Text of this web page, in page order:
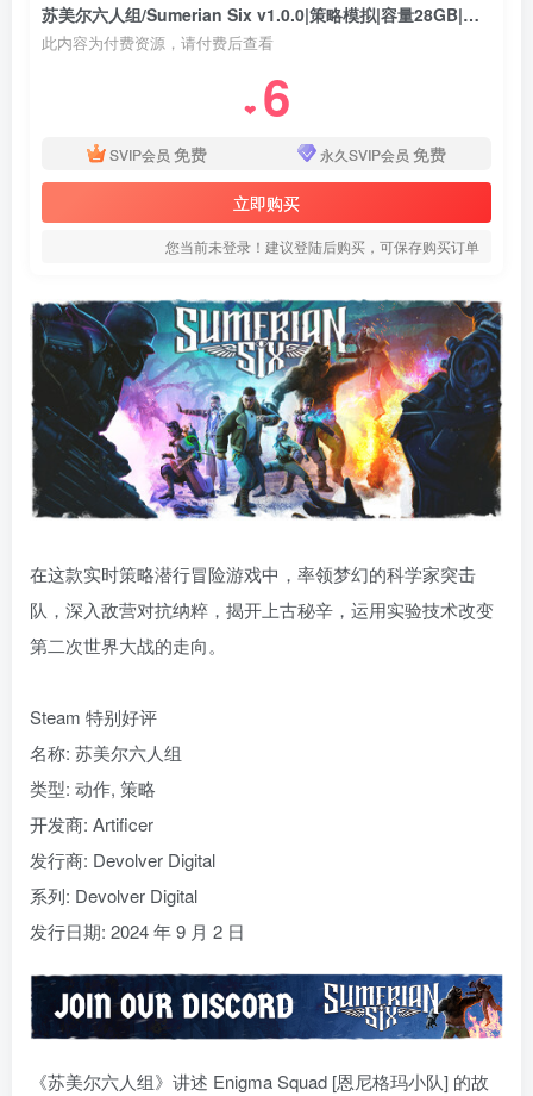
苏美尔六人组/Sumerian Six v1.0.0|策略模拟|容量28GB|免安装绿色中文版
此内容为付费资源，请付费后查看
❤ 6
SVIP会员 免费 永久SVIP会员 免费
立即购买
您当前未登录！建议登陆后购买，可保存购买订单
在这款实时策略潜行冒险游戏中，率领梦幻的科学家突击
队，深入敌营对抗纳粹，揭开上古秘辛，运用实验技术改变
第二次世界大战的走向。
Steam 特别好评
名称: 苏美尔六人组
类型: 动作, 策略
开发商: Artificer
发行商: Devolver Digital
系列: Devolver Digital
发行日期: 2024 年 9 月 2 日
《苏美尔六人组》讲述 Enigma Squad [恩尼格玛小队] 的故